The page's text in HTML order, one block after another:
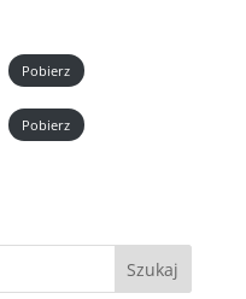
Pobierz
Pobierz